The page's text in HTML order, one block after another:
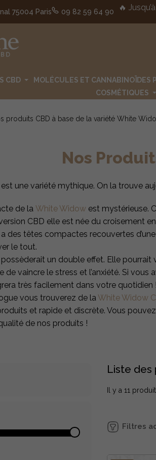
75004 Paris 09 82 59 64 90
🔥
CBD MOLÉCULES ET CANNABINOÏDES
COSMÉTIQUES
produits CBD à base de la variété White
Nos
est une variété mythique. On la trouve
de la White Widow est mystérieuse.
CBD elle est née du croisement
a des têtes compactes recouvertes
le tout.
possèderait un double effet. Elle pourrait
de vaincre le stress et l’anxiété. Si
très facilement dans votre quotidien !
vous trouverez de laWhite Widow
et rapide et discrète. Vous
de nos produits !
Liste des
Il y a 11
Filtres